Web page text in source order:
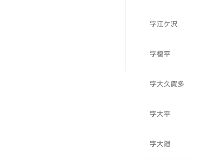
字江ケ沢
字榎平
字大久賀多
字大平
字大廻